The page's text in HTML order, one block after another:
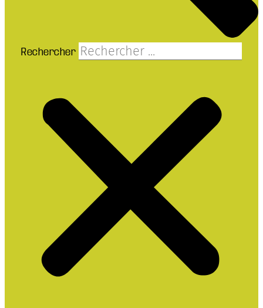
Rechercher